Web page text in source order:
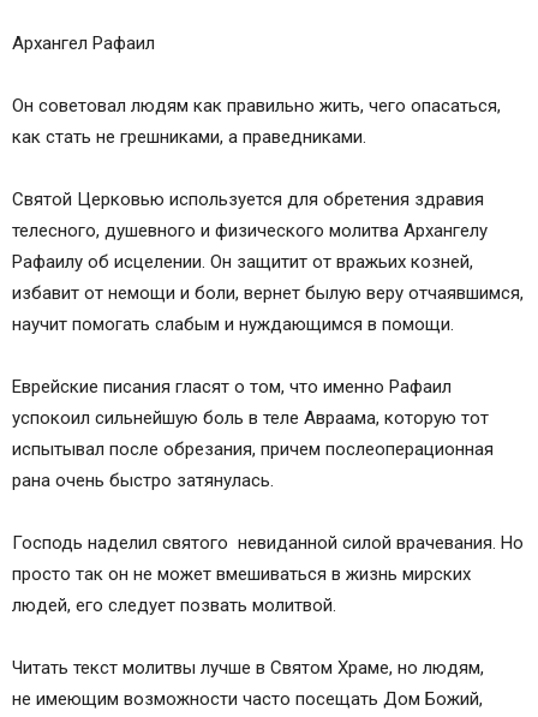
Архангел Рафаил
Он советовал людям как правильно жить, чего опасаться,
как стать не грешниками, а праведниками.
Святой Церковью используется для обретения здравия
телесного, душевного и физического молитва Архангелу
Рафаилу об исцелении. Он защитит от вражьих козней,
избавит от немощи и боли, вернет былую веру отчаявшимся,
научит помогать слабым и нуждающимся в помощи.
Еврейские писания гласят о том, что именно Рафаил
успокоил сильнейшую боль в теле Авраама, которую тот
испытывал после обрезания, причем послеоперационная
рана очень быстро затянулась.
Господь наделил святого невиданной силой врачевания. Но
просто так он не может вмешиваться в жизнь мирских
людей, его следует позвать молитвой.
Читать текст молитвы лучше в Святом Храме, но людям,
не имеющим возможности часто посещать Дом Божий,